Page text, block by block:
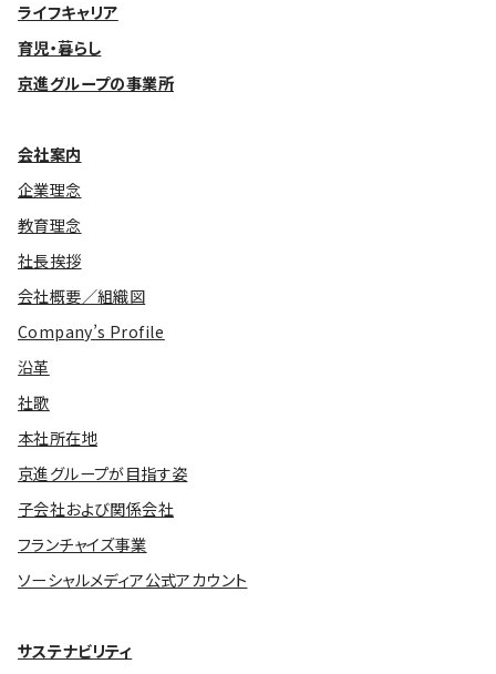
ライフキャリア
育児・暮らし
京進グループの事業所
会社案内
企業理念
教育理念
社長挨拶
会社概要／組織図
Company’s Profile
沿革
社歌
本社所在地
京進グループが目指す姿
子会社および関係会社
フランチャイズ事業
ソーシャルメディア公式アカウント
サステナビリティ